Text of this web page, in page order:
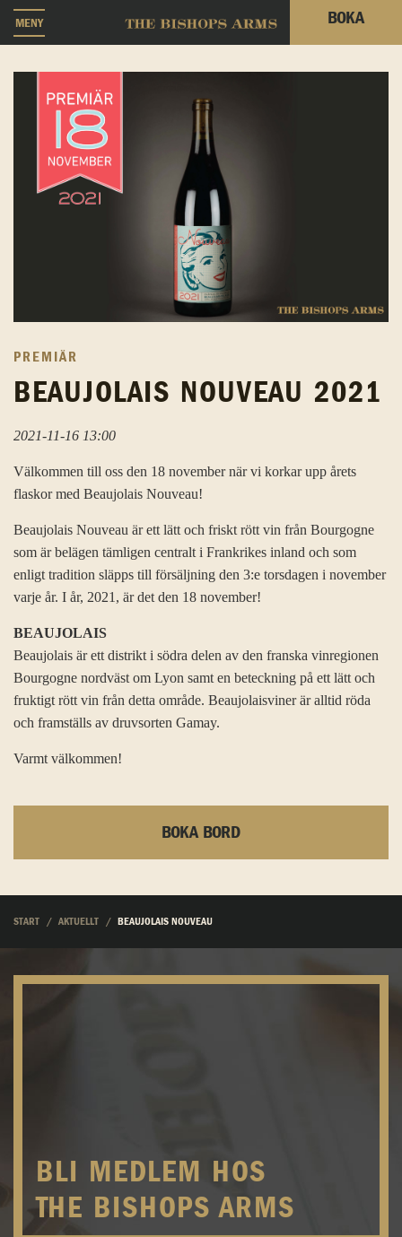
MENY BOKA
PREMIÄR
BEAUJOLAIS NOUVEAU 2021
2021-11-16 13:00
Välkommen till oss den 18 november när vi korkar upp årets
flaskor med Beaujolais Nouveau!
Beaujolais Nouveau är ett lätt och friskt rött vin från Bourgogne
som är belägen tämligen centralt i Frankrikes inland och som
enligt tradition släpps till försäljning den 3:e torsdagen i november
varje år. I år, 2021, är det den 18 november!
BEAUJOLAIS
Beaujolais är ett distrikt i södra delen av den franska vinregionen
Bourgogne nordväst om Lyon samt en beteckning på ett lätt och
fruktigt rött vin från detta område. Beaujolaisviner är alltid röda
och framställs av druvsorten Gamay.
Varmt välkommen!
BOKA BORD
START AKTUELLT BEAUJOLAIS NOUVEAU
BLI MEDLEM HOS
THE BISHOPS ARMS